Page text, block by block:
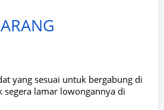
yang sesuai untuk bergabung di
segera lamar lowongannya di